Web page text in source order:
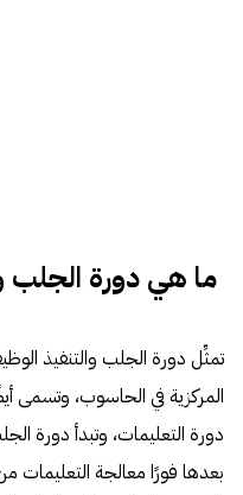
ما هي دورة الجلب
تمثِّل دورة الجلب والتنفيذ
المركزية في الحاسوب، وتسمى
دورة التعليمات، وتبدأ دورة
بعدها فورًا معالجة التعليمات